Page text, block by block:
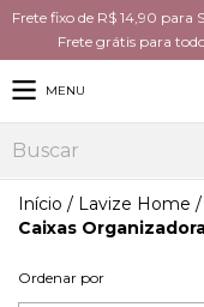
Frete fixo de R$ 14,90 para
Frete grátis para
MENU
Início / Lavize Home /
Caixas
Ordenar por